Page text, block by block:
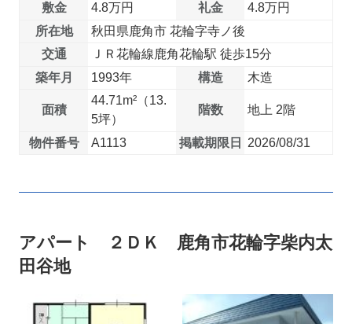
敷金
4.8万円 礼金
4.8万円
所在地
秋田県鹿角市 花輪字寺ノ後
交通
ＪＲ花輪線鹿角花輪駅 徒歩15分
築年月
1993年 構造 木造
面積
44.71m²（13.
5坪）
階数 地上 2階
物件番号 A1113 掲載期限日 2026/08/31
アパート ２ＤＫ 鹿角市花輪字柴内太
田谷地